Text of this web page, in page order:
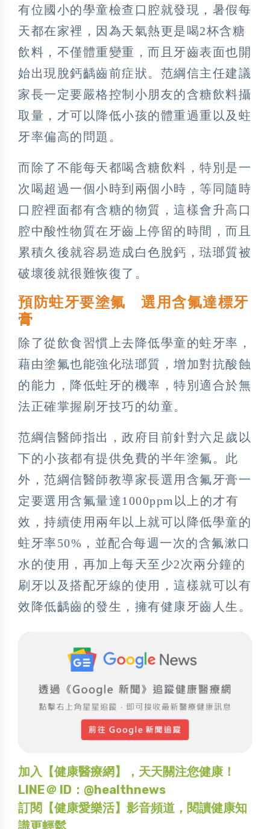
有位國小的學童檢查口腔就發現，暑假每
天都在家裡，因為天氣熱更是喝2杯含糖
飲料，不僅體重變重，而且牙齒表面也開
始出現脫鈣齲齒前症狀。范綱信主任建議
家長一定要嚴格控制小朋友的含糖飲料攝
取量，才可以降低小孩的體重過重以及蛀
牙率偏高的問題。
而除了不能每天都喝含糖飲料，特別是一
次喝超過一個小時到兩個小時，等同隨時
口腔裡面都有含糖的物質，這樣會升高口
腔中酸性物質在牙齒上停留的時間，而且
累積久後就容易造成白色脫鈣，琺瑯質被
破壞後就很難恢復了。
預防蛀牙要塗氟 選用含氟達標牙
膏
除了從飲食習慣上去降低學童的蛀牙率，
藉由塗氟也能強化琺瑯質，增加對抗酸蝕
的能力，降低蛀牙的機率，特別適合於無
法正確掌握刷牙技巧的幼童。
范綱信醫師指出，政府目前針對六足歲以
下的小孩都有提供免費的半年塗氟。此
外，范綱信醫師教導家長選用含氟牙膏一
定要選用含氟量達1000ppm以上的才有
效，持續使用兩年以上就可以降低學童的
蛀牙率50%，並配合每週一次的含氟漱口
水的使用，再加上每天至少2次兩分鐘的
刷牙以及搭配牙線的使用，這樣就可以有
效降低齲齒的發生，擁有健康牙齒人生。
加入【健康醫療網】，天天關注您健康！
LINE＠ ID：@healthnews
訂閱【健康愛樂活】影音頻道，閱讀健康知
識更輕鬆